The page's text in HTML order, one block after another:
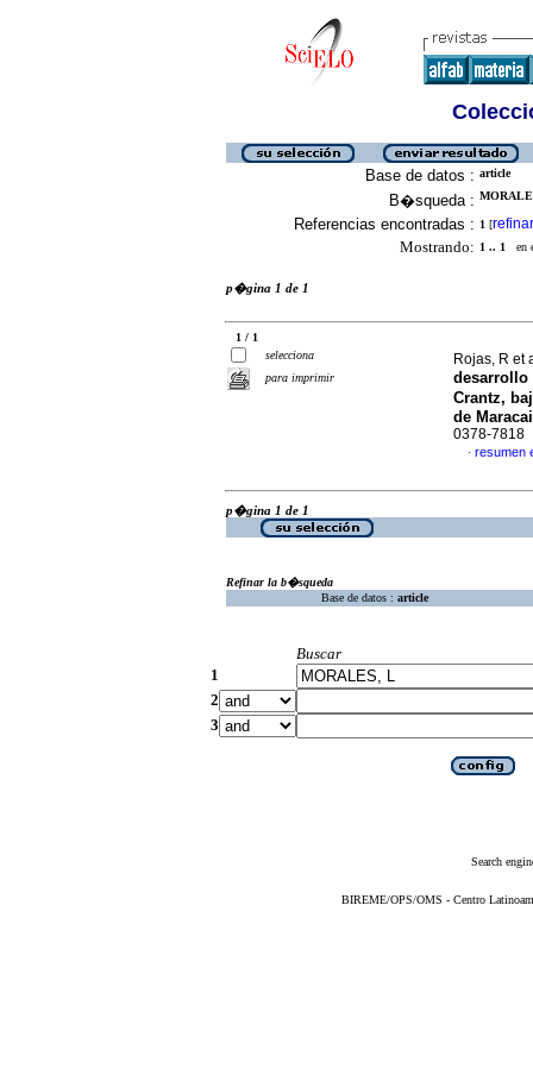
Base de datos : article
B�squeda :
Referencias encontradas : 1 [refinar
Mostrando: 1 .. 1 en
p�gina 1 de 1
1 / 1
selecciona
para imprimir
Rojas, R et
Crantz,
de
0378-7818
· resumen
p�gina 1 de 1
Refinar la b�squeda
Base de datos : article
Buscar
1
2
3
Search
BIREME/OPS/OMS - Centro